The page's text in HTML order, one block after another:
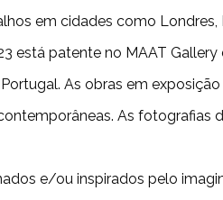
em cidades como Londres,
está patente no MAAT Gallery
As obras em
As fotografias
e/ou inspirados pelo